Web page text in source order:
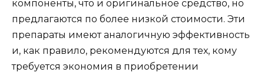
компоненты, что и оригинальное средство, но
предлагаются по более низкой стоимости. Эти
препараты имеют аналогичную эффективность
и, как правило, рекомендуются для тех, кому
требуется экономия в приобретении